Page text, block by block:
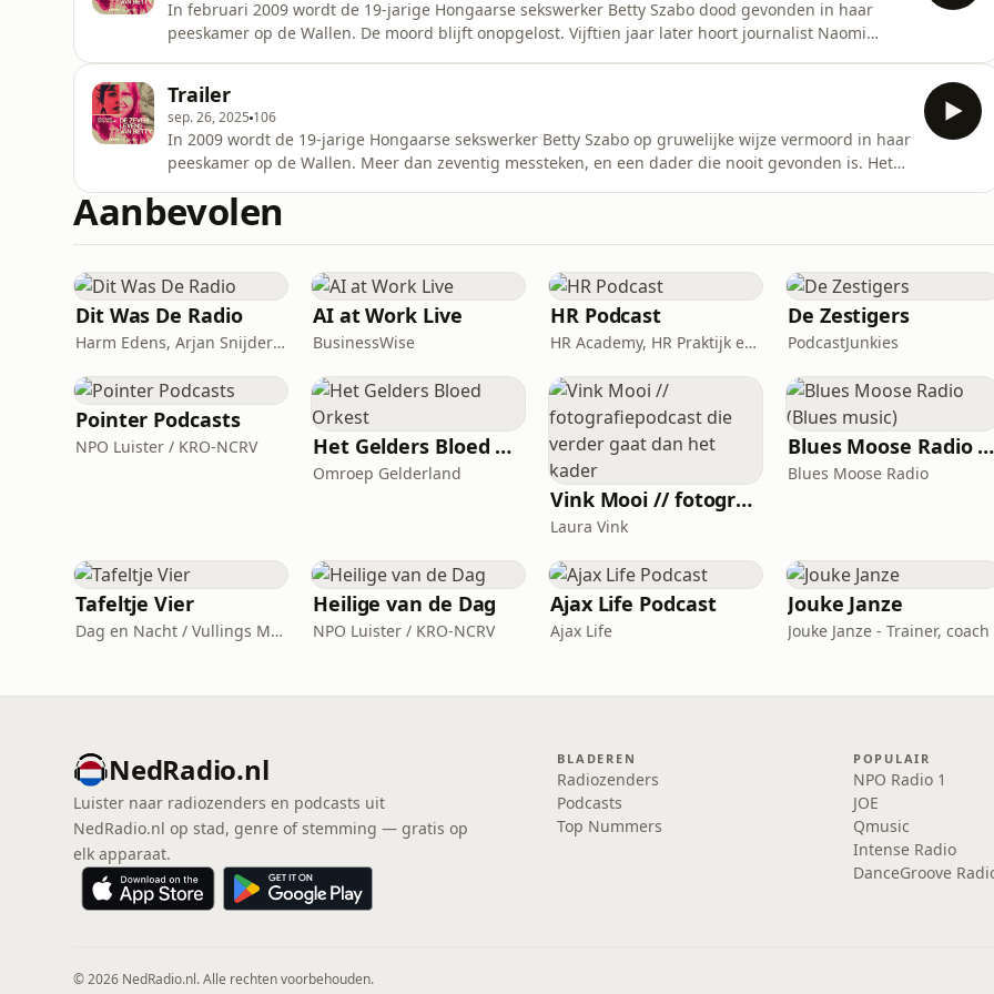
In februari 2009 wordt de 19-jarige Hongaarse sekswerker Betty Szabo dood gevonden in haar
peeskamer op de Wallen. De moord blijft onopgelost. Vijftien jaar later hoort journalist Naomi
kenden. Zo ontstaat he
Trailer
sep. 26, 2025 106
In 2009 wordt de 19-jarige Hongaarse sekswerker Betty Szabo op gruwelijke wijze vermoord in haar
peeskamer op de Wallen. Meer dan zeventig messteken, en een dader die nooit gevonden is. Het
de plek waar Betty vermoord werd als kassameisje in het erotisch museum: ze hoort over haar cold
case en start
Aanbevolen
Dit Was De Radio
Harm Edens, Arjan Snijders, Ron Vergouwen
AI at Work Live
BusinessWise
HR Podcast
HR Academy, HR Praktijk en CHRO
De Zestigers
PodcastJunkies
Pointer Podcasts
NPO Luister / KRO-NCRV Het Gelders Bloed Orkest
Omroep Gelderland
Vink Mooi // fotografiepodcast die verder gaat dan het kader
Laura Vink
Blues Moose Radio (Blues music)
Blues Moose Radio
Tafeltje Vier
Dag en Nacht / Vullings Media
Heilige van de Dag
NPO Luister / KRO-NCRV
Ajax Life Podcast
Ajax Life
Jouke Janze
Jouke Janze - Trainer, coach
NedRadio.nl
Luister naar radiozenders en podcasts uit
NedRadio.nl op stad, genre of stemming — gratis op
elk apparaat.
BLADEREN
Radiozenders
Podcasts
Top Nummers
POPULAIR
NPO Radio 1
JOE
Qmusic
Intense Radio
DanceGroove
© 2026 NedRadio.nl. Alle rechten voorbehouden.